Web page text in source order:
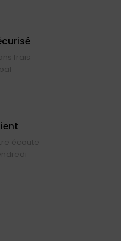
frais
écoute